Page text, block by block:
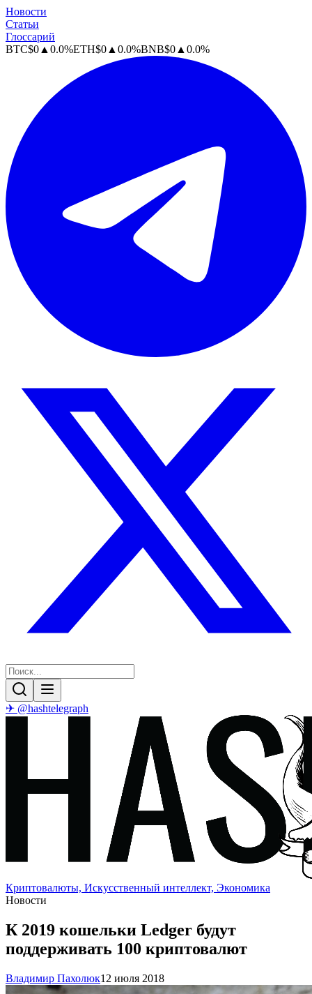
Новости
Статьи
Глоссарий
BTC$0 ▲ 0.0%ETH$0 ▲ 0.0%BNB$0 ▲ 0.0%
✈ @hashtelegraph
Криптовалюты, Искусственный интеллект, Экономика
Новости
К 2019 кошельки Ledger будут
поддерживать 100 криптовалют
Владимир Пахолюк12 июля 2018